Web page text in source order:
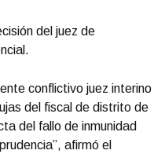
del juez de
conflictivo juez interino
del fiscal de distrito de
del fallo de inmunidad
afirmó el